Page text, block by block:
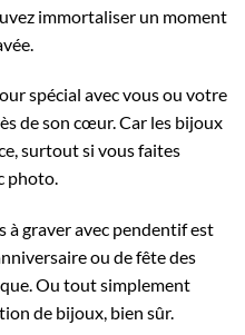
immortaliser un moment
spécial avec vous ou votre
de son cœur. Car les bijoux
surtout si vous faites
photo.
à graver avec pendentif est
ou de fête des
Ou tout simplement
de bijoux, bien sûr.